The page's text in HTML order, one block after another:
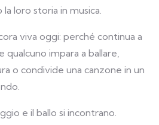
loro storia in musica.
viva oggi: perché continua a
impara a ballare,
o condivide una canzone in un
e il ballo si incontrano.